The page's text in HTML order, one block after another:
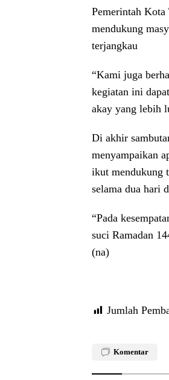
Pemerintah Kota
mendukung
terjangkau
“Kami juga
kegiatan ini
akay yang lebih
Di akhir
menyampaikan
ikut mendukung
selama dua hari
“Pada
suci Ramadan
(na)
Jumlah
Komentar